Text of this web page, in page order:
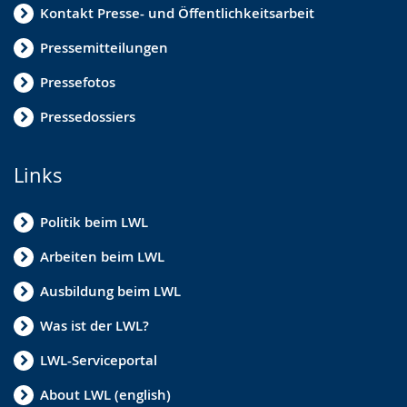
Kontakt Presse- und Öffentlichkeitsarbeit
Pressemitteilungen
Pressefotos
Pressedossiers
Links
Politik beim LWL
Arbeiten beim LWL
Ausbildung beim LWL
Was ist der LWL?
LWL-Serviceportal
About LWL (english)